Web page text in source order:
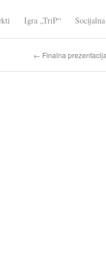
Igra „TriP“
← Finalna